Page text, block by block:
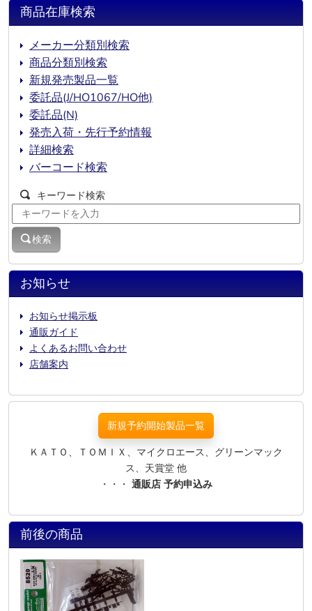
お知らせ
お知らせ掲示板
通販ガイド
よくあるお問い合わせ
店舗案内
商品在庫検索
メーカー分類別検索
商品分類別検索
新規発売製品一覧
委託品(J/HO1067/HO他)
委託品(N)
発売入荷・先行予約情報
詳細検索
バーコード検索
キーワード検索
検索
新規予約開始製品一覧
ＫＡＴＯ、ＴＯＭＩＸ、マイクロエース、グリーンマック
ス、天賞堂 他
・・・ 通販店 予約申込み
前後の商品